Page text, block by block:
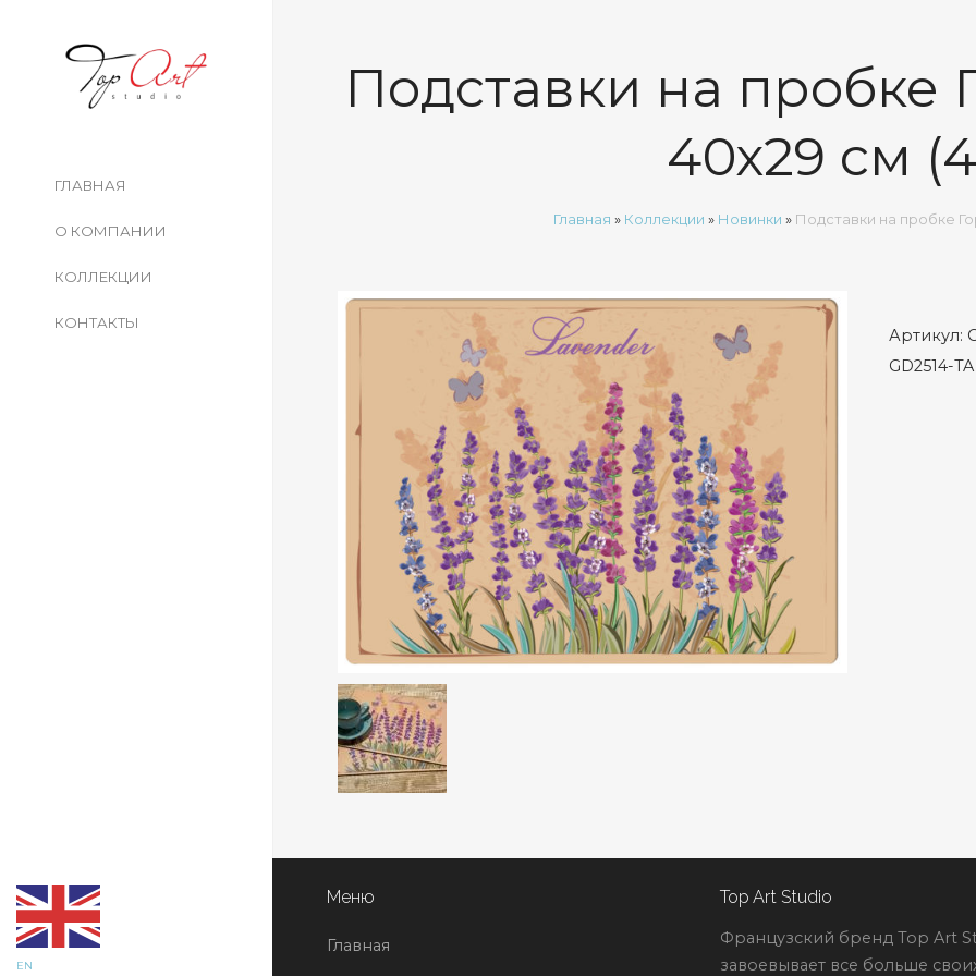
ГЛАВНАЯ
О КОМПАНИИ
КОЛЛЕКЦИИ
КОНТАКТЫ
Подставки на пробке
40х29 см
Главная » Коллекции » Новинки » Подставки на пробке
Артикул:
GD2514-TA
Меню
Главная
Top Art Studio
Французский бренд Top Art
завоевывает все больше
EN